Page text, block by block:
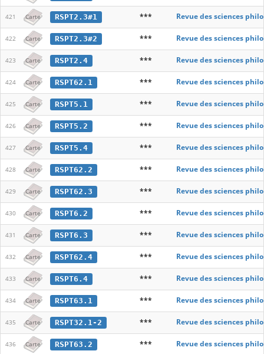
421 Carte RSPT2.3#1 *** Revue des sciences
422 Carte RSPT2.3#2 *** Revue des sciences
423 Carte RSPT2.4 *** Revue des sciences
424 Carte RSPT62.1 *** Revue des sciences
425 Carte RSPT5.1 *** Revue des sciences
426 Carte RSPT5.2 *** Revue des sciences
427 Carte RSPT5.4 *** Revue des sciences
428 Carte RSPT62.2 *** Revue des sciences
429 Carte RSPT62.3 *** Revue des sciences
430 Carte RSPT6.2 *** Revue des sciences
431 Carte RSPT6.3 *** Revue des sciences
432 Carte RSPT62.4 *** Revue des sciences
433 Carte RSPT6.4 *** Revue des sciences
434 Carte RSPT63.1 *** Revue des sciences
435 Carte RSPT32.1-2 *** Revue des sciences
436 Carte RSPT63.2 *** Revue des sciences